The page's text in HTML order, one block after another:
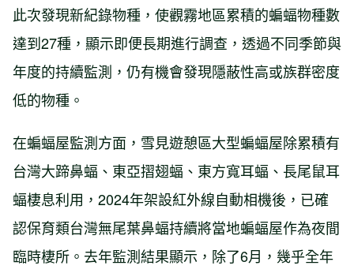
此次發現新紀錄物種，使觀霧地區累積的蝙蝠物種數
達到27種，顯示即便長期進行調查，透過不同季節與
年度的持續監測，仍有機會發現隱蔽性高或族群密度
低的物種。
在蝙蝠屋監測方面，雪見遊憩區大型蝙蝠屋除累積有
台灣大蹄鼻蝠、東亞摺翅蝠、東方寬耳蝠、長尾鼠耳
蝠棲息利用，2024年架設紅外線自動相機後，已確
認保育類台灣無尾葉鼻蝠持續將當地蝙蝠屋作為夜間
臨時棲所。去年監測結果顯示，除了6月，幾乎全年